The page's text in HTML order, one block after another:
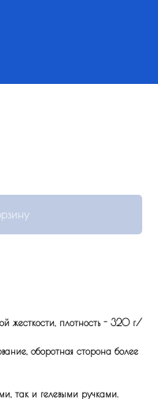
жесткости, плотность - 320 г/
оборотная сторона более
так и гелевыми ручками.